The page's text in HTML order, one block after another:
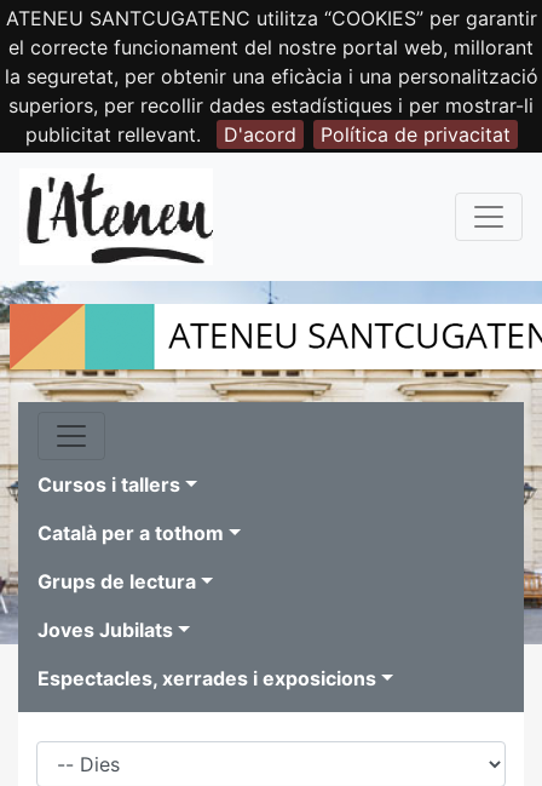
ATENEU SANTCUGATENC utilitza “COOKIES” per garantir
el correcte funcionament del nostre portal web, millorant
la seguretat, per obtenir una eficàcia i una personalització
superiors, per recollir dades estadístiques i per mostrar-li
publicitat rellevant.
D'acord Política de privacitat
Cursos i tallers
Català per a tothom
Grups de lectura
Joves Jubilats
Espectacles, xerrades i exposicions
Dies